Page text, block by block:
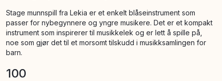
Stage munnspill fra Lekia er et enkelt blåseinstrument som
passer for nybegynnere og yngre musikere. Det er et kompakt
instrument som inspirerer til musikkelek og er lett å spille på,
noe som gjør det til et morsomt tilskudd i musikksamlingen for
barn.
100